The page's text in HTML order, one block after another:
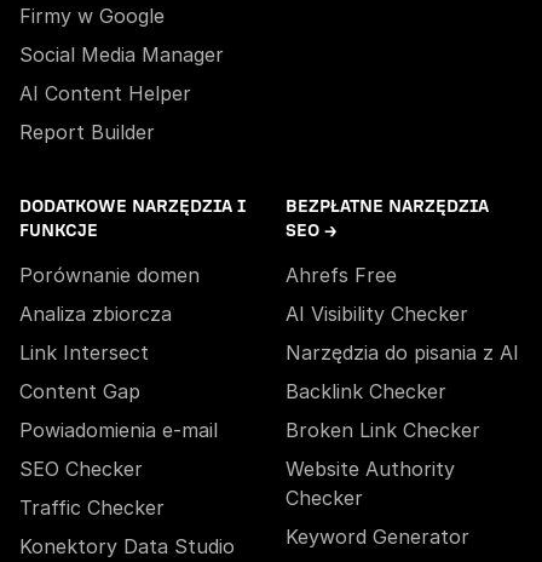
Firmy w Google
Social Media Manager
AI Content Helper
Report Builder
DODATKOWE NARZĘDZIA I
FUNKCJE
Porównanie domen
Analiza zbiorcza
Link Intersect
Content Gap
Powiadomienia e-mail
SEO Checker
Traffic Checker
Konektory Data Studio
BEZPŁATNE NARZĘDZIA
SEO →
Ahrefs Free
AI Visibility Checker
Narzędzia do pisania z AI
Backlink Checker
Broken Link Checker
Website Authority
Checker
Keyword Generator